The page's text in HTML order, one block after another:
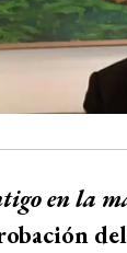
en la